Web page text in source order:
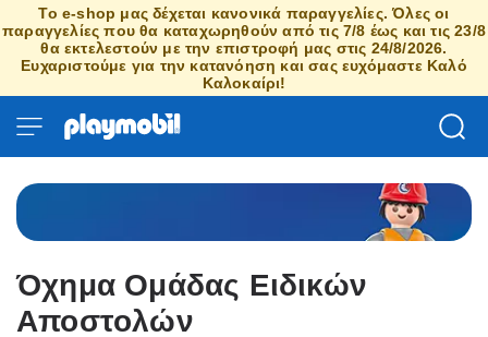
Το e-shop μας δέχεται κανονικά παραγγελίες. Όλες οι
παραγγελίες που θα καταχωρηθούν από τις 7/8 έως και τις 23/8
θα εκτελεστούν με την επιστροφή μας στις 24/8/2026.
Ευχαριστούμε για την κατανόηση και σας ευχόμαστε Καλό
Καλοκαίρι!
Όχημα Ομάδας Ειδικών
Αποστολών